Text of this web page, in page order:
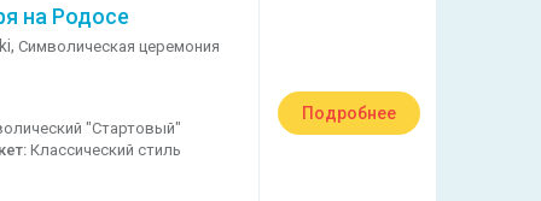
на Родосе
Символическая церемония
"Стартовый"
Классический стиль
Подробнее